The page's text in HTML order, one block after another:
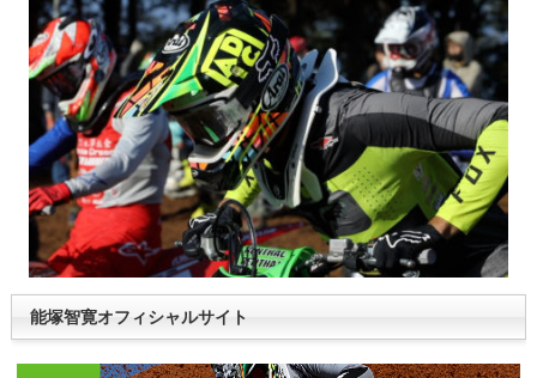
能塚智寛オフィシャルサイト